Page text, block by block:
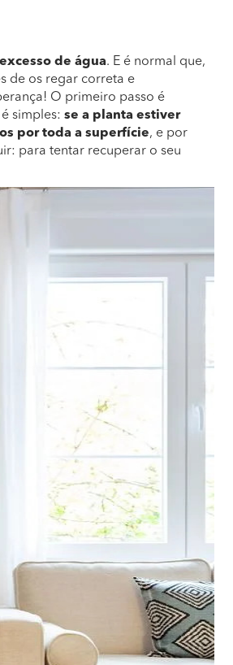
de água. E é normal que,
de os regar correta e
O primeiro passo é
simples: se a planta estiver
por toda a superfície, e por
para tentar recuperar o seu